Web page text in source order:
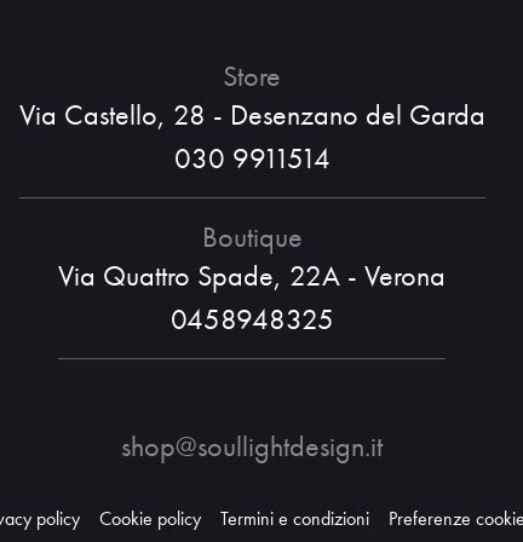
Store
Via Castello, 28 - Desenzano del Garda
030 9911514
Boutique
Via Quattro Spade, 22A - Verona
0458948325
shop@soullightdesign.it
policy Cookie policy Termini e condizioni Preferenze